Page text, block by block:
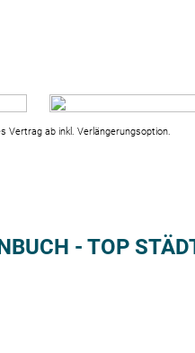
Vertrag ab inkl. Verlängerungsoption.
- TOP